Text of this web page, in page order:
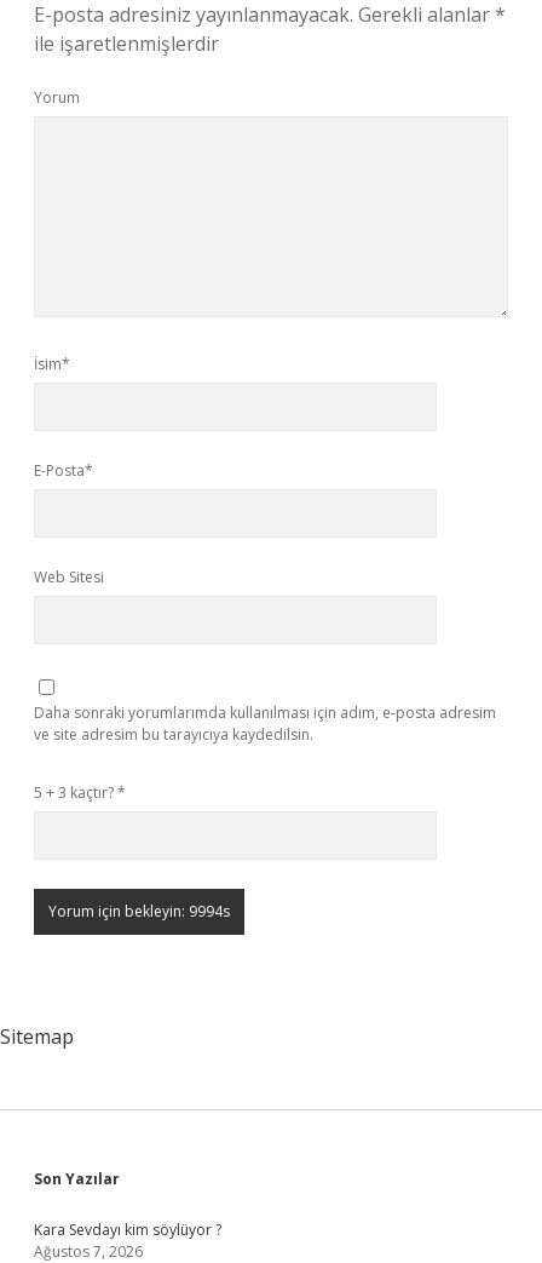
E-posta adresiniz yayınlanmayacak. Gerekli alanlar*
ile işaretlenmişlerdir
Yorum
İsim*
E-Posta*
Web Sitesi
Daha sonraki yorumlarımda kullanılması için adım, e-posta adresim
ve site adresim bu tarayıcıya kaydedilsin.
5 + 3 kaçtır?*
Sitemap
Sidebar
Son Yazılar
Kara Sevdayı kim söylüyor ?
Ağustos 7, 2026